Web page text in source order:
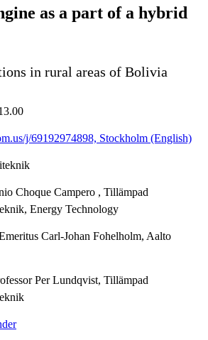
as a part of a hybrid
in rural areas of Bolivia
j/69192974898, Stockholm (English)
Choque Campero , Tillämpad
Energy Technology
Carl-Johan Fohelholm, Aalto
Per Lundqvist, Tillämpad